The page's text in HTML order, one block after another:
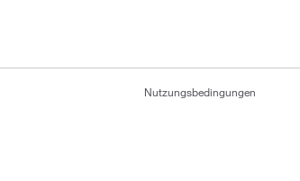
Nutzungsbedingungen